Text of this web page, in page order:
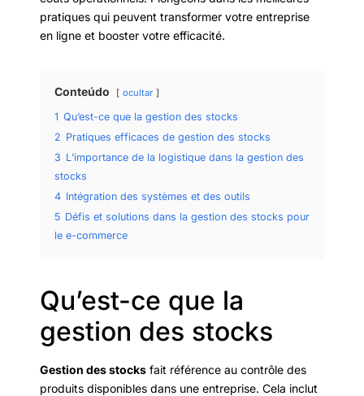
pratiques qui peuvent transformer votre entreprise
en ligne et booster votre efficacité.
Conteúdo ocultar
1 Qu’est-ce que la gestion des stocks
2 Pratiques efficaces de gestion des stocks
3 L’importance de la logistique dans la gestion des
stocks
4 Intégration des systèmes et des outils
5 Défis et solutions dans la gestion des stocks pour
le e-commerce
Qu’est-ce que la
gestion des stocks
Gestion des stocks fait référence au contrôle des
produits disponibles dans une entreprise. Cela inclut